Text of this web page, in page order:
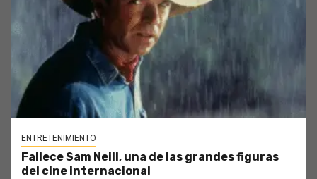
ENTRETENIMIENTO
Fallece Sam Neill, una de las grandes figuras
del cine internacional